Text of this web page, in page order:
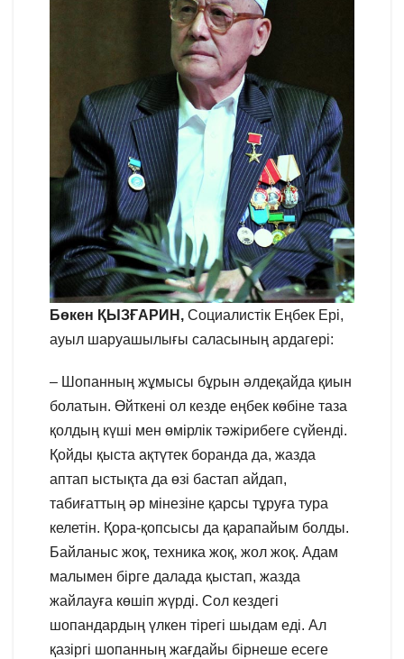
Бөкен ҚЫЗҒАРИН, Социалистік Еңбек Ері,
ауыл шаруашылығы саласының ардагері:
– Шопанның жұмысы бұрын әлдеқайда қиын
болатын. Өйткені ол кезде еңбек көбіне таза
қолдың күші мен өмірлік тәжірибеге сүйенді.
Қойды қыста ақтүтек боранда да, жазда
аптап ыстықта да өзі бастап айдап,
табиғаттың әр мінезіне қарсы тұруға тура
келетін. Қора-қопсысы да қарапайым болды.
Байланыс жоқ, техника жоқ, жол жоқ. Адам
малымен бірге далада қыстап, жазда
жайлауға көшіп жүрді. Сол кездегі
шопандардың үлкен тірегі шыдам еді. Ал
қазіргі шопанның жағдайы бірнеше есеге